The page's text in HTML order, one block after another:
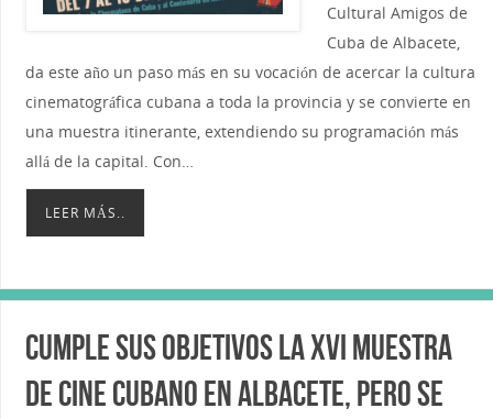
Cultural Amigos de
Cuba de Albacete,
da este año un paso más en su vocación de acercar la cultura
cinematográfica cubana a toda la provincia y se convierte en
una muestra itinerante, extendiendo su programación más
allá de la capital. Con…
LEER MÁS..
Cumple sus objetivos la XVI Muestra
de Cine cubano en Albacete, pero se